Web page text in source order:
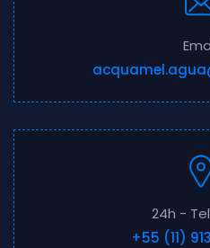
24h -
+55 (11)